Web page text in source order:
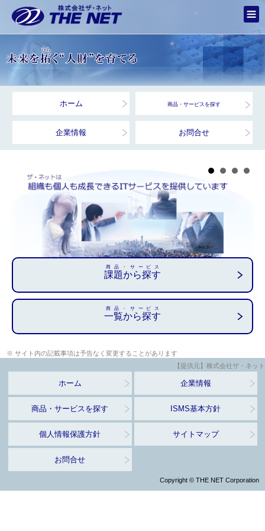
ホーム 商品・サービスを探す
企業情報 お問合せ
課題から探す
商品・サービス
一覧から探す
商品・サービス
※ サイト内の記載事項は予告なく変更することがあります
【提供元】株式会社ザ・ネット
ホーム 企業情報
商品・サービスを探す ISMS基本方針
個人情報保護方針 サイトマップ
お問合せ
Copyright © THE NET Corporation